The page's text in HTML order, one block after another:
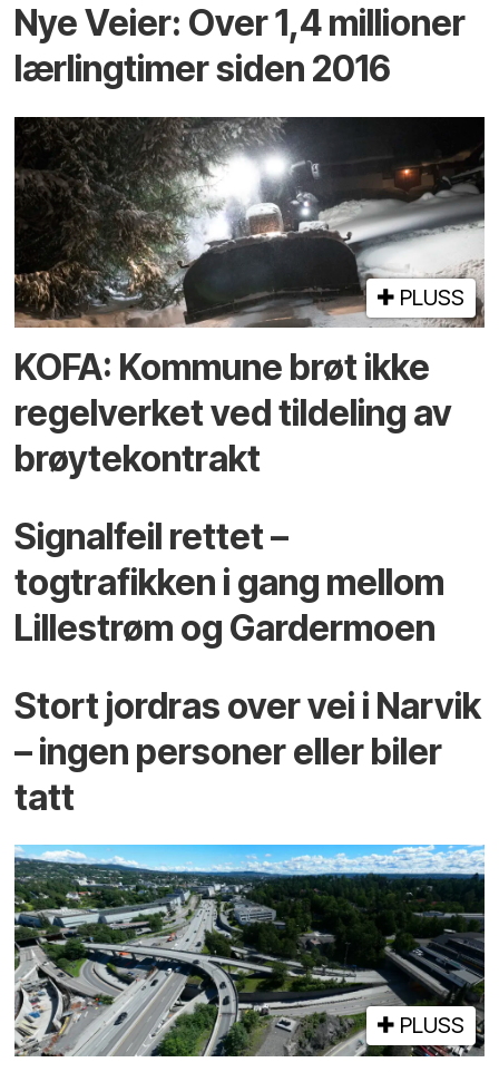
Nye Veier: Over 1,4 millioner
lærlingtimer siden 2016
PLUSS
KOFA: Kommune brøt ikke
regelverket ved tildeling av
brøytekontrakt
Signalfeil rettet –
togtrafikken i gang mellom
Lillestrøm og Gardermoen
Stort jordras over vei i Narvik
– ingen personer eller biler
tatt
PLUSS